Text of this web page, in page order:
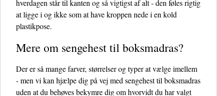
hverdagen står til kanten og så vigtigst af alt - den føles rigtig
at ligge i og ikke som at have kroppen nede i en kold
plastikpose.
Mere om sengehest til boksmadras?
Der er så mange farver, størrelser og typer at vælge imellem
- men vi kan hjælpe dig på vej med sengehest til boksmadras
uden at du behøves bekymre dig om hvorvidt du har valgt